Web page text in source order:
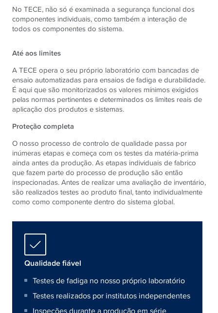
No TECE, não só é examinada a segurança funcional dos
componentes individuais, como também a interação de
todos os componentes do sistema.
Até aos limites
A TECE opera o seu próprio laboratório com bancadas de
ensaio automatizadas para ensaios de fadiga e durabilidade.
É aqui que são monitorizados os valores mínimos exigidos
pelas normas pertinentes e determinados os limites reais de
aplicação dos produtos e sistemas.
Proteção completa
O nosso processo de controlo de qualidade passa por
inúmeras etapas e começa com os testes da matéria-prima
ainda antes da produção. As etapas individuais de fabrico
que fazem parte do processo de produção são então
inspecionadas. Antes de realizar uma avaliação de inventário,
são realizados testes ao produto final, tanto individualmente
como como componente dentro do sistema global.
Qualidade fiável
Testes de fadiga no nosso próprio laboratório
Testes realizados por institutos independentes
Inspeções durante a produção em série